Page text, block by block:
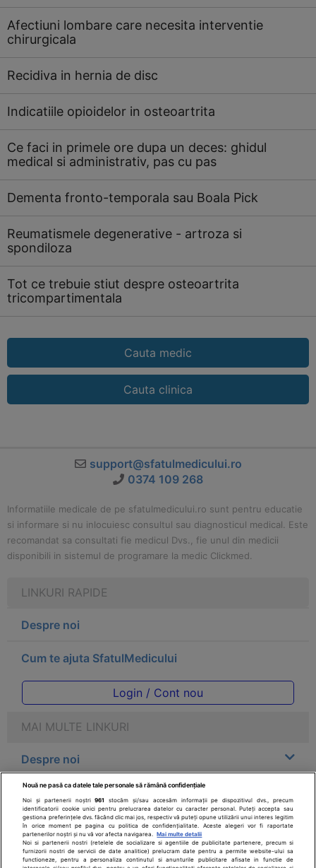
Afectiuni lombare care necesita interventie
chirurgicala
Recidiva in hernia de disc
Indicatiile opioidelor in osteoartrita
Ce faci in primele ore dupa un deces: ghidul
medical si administrativ, pas cu pas
Dementa fronto-temporala sau Boala Pick
Reumatismele degenerative - artroza si
spondiloza
Tot ce trebuie stiut despre osteoartrita
tricompartimentala
Cauta medic
Cauta clinica
support@sfatulmedicului.ro
0374 109 268
Informatiile medicale de pe sfatulmedicului.ro sunt pentru educatie
si informare si nu inlocuiesc consultul sau diagnosticul medical. Este
recomandat sa consultati fie medicul Dvs., fie unul din medicii
disponibili in sistemul de programare la medic Clickmed.
LINKURI RAPIDE
Despre noi
Cum te ajuta SfatulMedicului
Login / Cont nou
MAI MULTE LINKURI
Despre noi
Legal
Drepturile consumatorului
Parteneri
Nouă ne pasă ca datele tale personale să rămână confidențiale
Noi și partenerii noștri961
stocăm și/sau accesăm informații pe dispozitivul dvs., precum
identificatorii cookie unici pentru prelucrarea datelor cu caracter personal. Puteți accepta sau
gestiona preferințele dvs. făcând clic mai jos, respectiv vă puteți opune utilizării unui interes legitim
în orice moment pe pagina cu politica de confidențialitate. Aceste alegeri vor fi raportate
partenerilor noștri și nu vă vor afecta navigarea.
Mai multe detalii
Noi si partenerii nostri (retelele de socializare si agentiile de publicitate partenere, precum si
furnizorii nostri de servicii de date analitice) prelucram date pentru a permite website-ului sa
functioneze, pentru a personaliza continutul si anunturile publicitare afisate in functie de